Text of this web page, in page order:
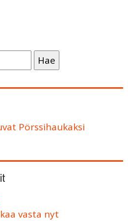
Pörssihaukaksi
vasta nyt